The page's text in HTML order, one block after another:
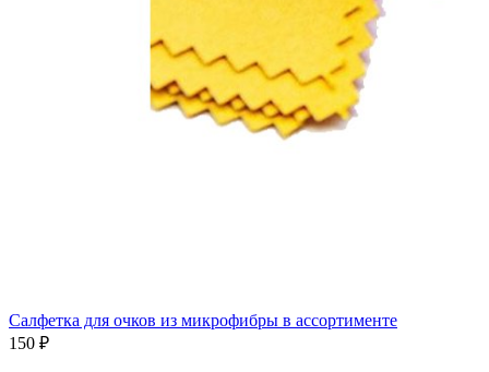
Салфетка для очков из микрофибры в ассортименте
150 ₽